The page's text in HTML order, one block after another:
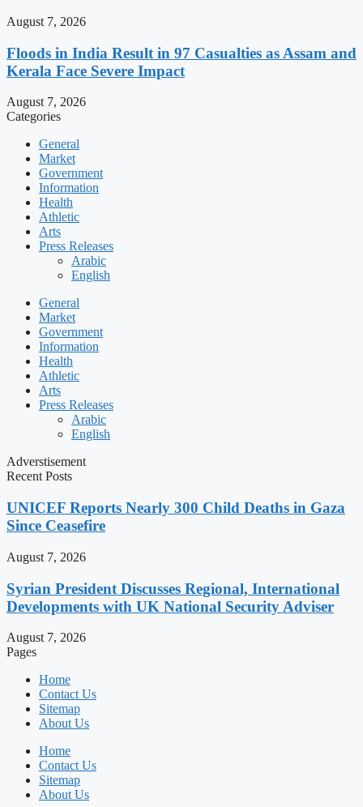
August 7, 2026
Floods in India Result in 97 Casualties as Assam and
Kerala Face Severe Impact
August 7, 2026
Categories
General
Market
Government
Information
Health
Athletic
Arts
Press Releases
Arabic
English
General
Market
Government
Information
Health
Athletic
Arts
Press Releases
Arabic
English
Adverstisement
Recent Posts
UNICEF Reports Nearly 300 Child Deaths in Gaza
Since Ceasefire
August 7, 2026
Syrian President Discusses Regional, International
Developments with UK National Security Adviser
August 7, 2026
Pages
Home
Contact Us
Sitemap
About Us
Home
Contact Us
Sitemap
About Us